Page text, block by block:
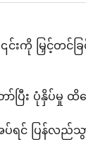
ကို မြှင့်တင်ခြ
ာ်ပြီး ပုံနှိပ်
ရင် ပြန်လည်